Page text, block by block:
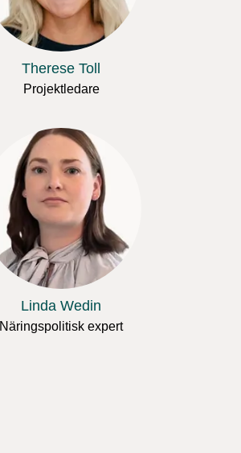
Therese Toll
Projektledare
Linda Wedin
Näringspolitisk expert